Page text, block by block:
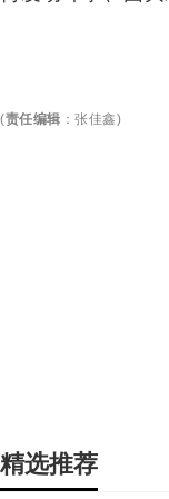
(责任编辑 ： 张佳鑫)
精选推荐